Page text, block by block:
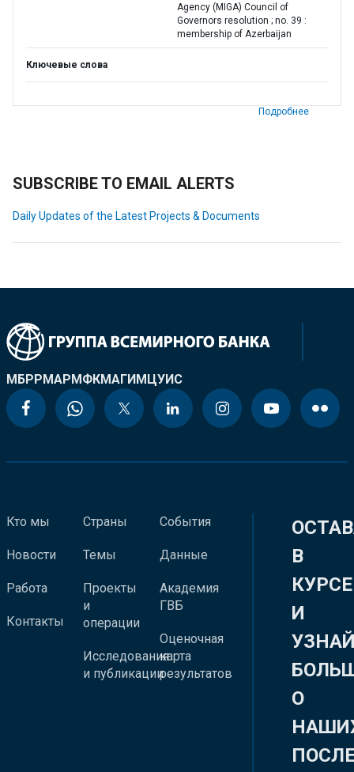
Agency (MIGA) Council of
Governors resolution ; no. 39 :
membership of Azerbaijan
Ключевые слова
Подробнее
SUBSCRIBE TO EMAIL ALERTS
Daily Updates of the Latest Projects & Documents
МБРРМАРМФКМАГИМЦУИС
Кто мы
Новости
Работа
Контакты
Страны
Темы
Проекты
и
операции
Исследования
и публикации
События
Данные
Академия
ГВБ
Оценочная
карта
результатов
В
КУРСЕ
И
О